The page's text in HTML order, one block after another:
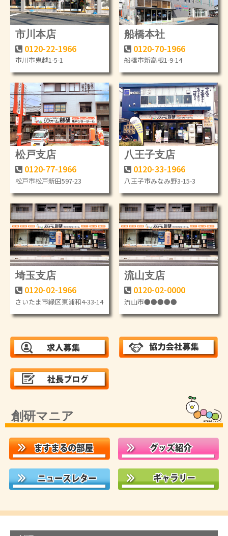
市川本店
0120-22-1966
市川市鬼越1-5-1
船橋本社
0120-70-1966
船橋市新高根1-9-14
松戸支店
0120-77-1966
松戸市松戸新田597-23
八王子支店
0120-33-1966
八王子市みなみ野3-15-3
埼玉支店
0120-02-1966
さいたま市緑区東浦和4-33-14
流山支店
0120-02-0000
流山市●●●●●
創研マニア